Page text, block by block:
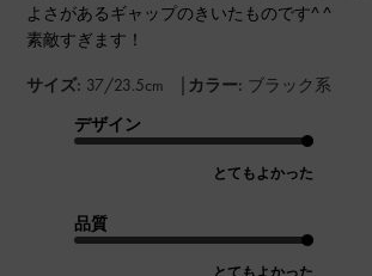
よさがあるギャップのきいたものです^ ^
素敵すぎます！
サイズ: 37/23.5cm | カラー: ブラック系
デザイン
とてもよかった
品質